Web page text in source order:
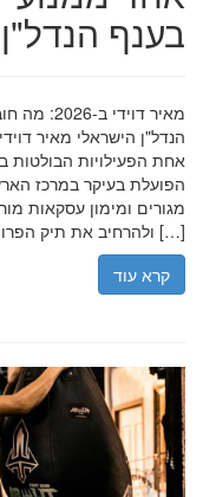
בענף
מאיר
הנדל"ן הישראלי מאיר
אחת הפעילויות
הפועלת בעיקר במרכז
ולהרחיב את תיק הפרויקטים שלה, תוך הדגשת ערכי […]
קרא עוד